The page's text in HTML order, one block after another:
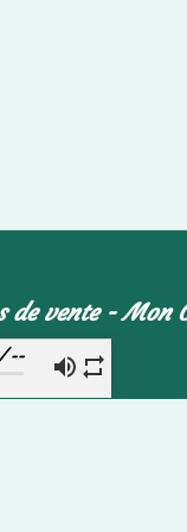
de vente Mon
--